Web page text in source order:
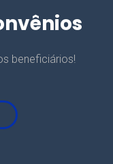
beneficiários!